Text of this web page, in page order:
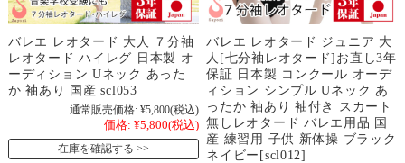
バレエ レオタード 大人 ７分袖
レオタード ハイレグ 日本製 オ
ーディション Uネック あった
か 袖あり 国産 scl053
通常販売価格: ¥5,800(税込)
価格: ¥5,800(税込)
在庫を確認する
バレエ レオタード ジュニア 大
人[七分袖レオタード]お直し3年
保証 日本製 コンクール オーデ
ィション シンプル Uネック あ
ったか 袖あり 袖付き スカート
無しレオタード バレエ用品 国
産 練習用 子供 新体操 ブラック
ネイビー[scl012]